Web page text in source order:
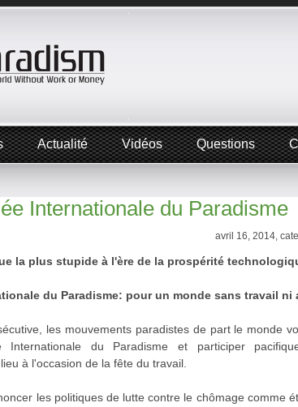
Actualité Vidéos Questions
Internationale du Paradisme
avril 16, 2014,
la plus stupide à l'ère de la prospérité
du Paradisme: pour un monde sans travail ni
les mouvements paradistes de part le monde
du Paradisme et participer
à l'occasion de la fête du travail.
les politiques de lutte contre le chômage comme